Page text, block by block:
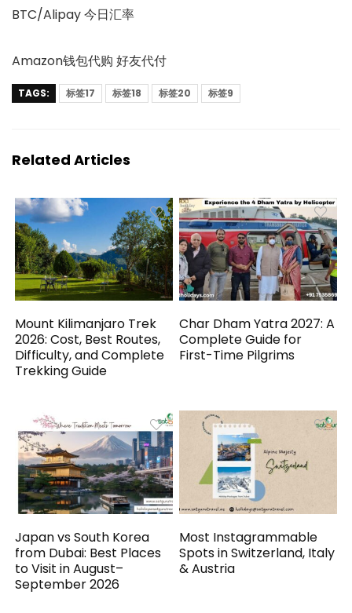
BTC/Alipay 今日汇率
Amazon钱包代购 好友代付
TAGS: 标签17 标签18 标签20 标签9
Related Articles
Mount Kilimanjaro Trek
2026: Cost, Best Routes,
Difficulty, and Complete
Trekking Guide
Char Dham Yatra 2027: A
Complete Guide for
First-Time Pilgrims
Japan vs South Korea
from Dubai: Best Places
to Visit in August–
September 2026
Most Instagrammable
Spots in Switzerland, Italy
& Austria